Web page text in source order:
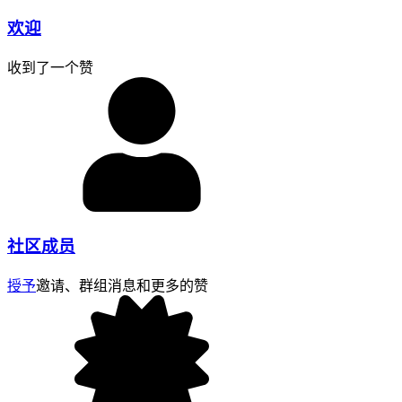
欢迎
收到了一个赞
社区成员
授予邀请、群组消息和更多的赞